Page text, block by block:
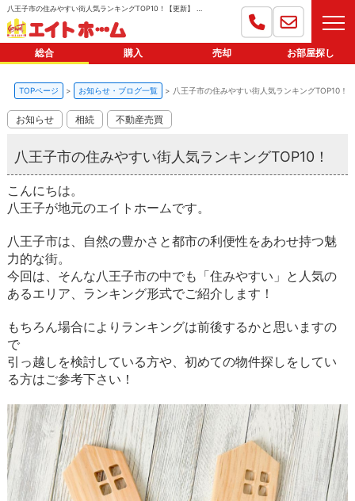
総合 購入 売却 お部屋探し
TOPページ お知らせ・ブログ一覧 八王子市の住みやすい街人気ランキングTOP10！
お知らせ 相続 不動産売買
八王子市の住みやすい街人気ランキングTOP10！
こんにちは。
八王子が地元のエイトホームです。
八王子市は、自然の豊かさと都市の利便性をあわせ持つ魅
力的な街。
今回は、そんな八王子市の中でも「住みやすい」と人気の
あるエリア、ランキング形式でご紹介します！
もちろん場合によりランキングは前後するかと思いますの
で
引っ越しを検討している方や、初めての物件探しをしてい
る方はご参考下さい！